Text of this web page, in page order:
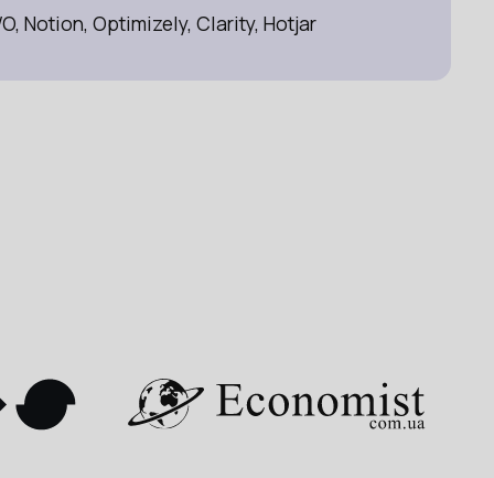
Notion, Optimizely, Clarity, Hotjar